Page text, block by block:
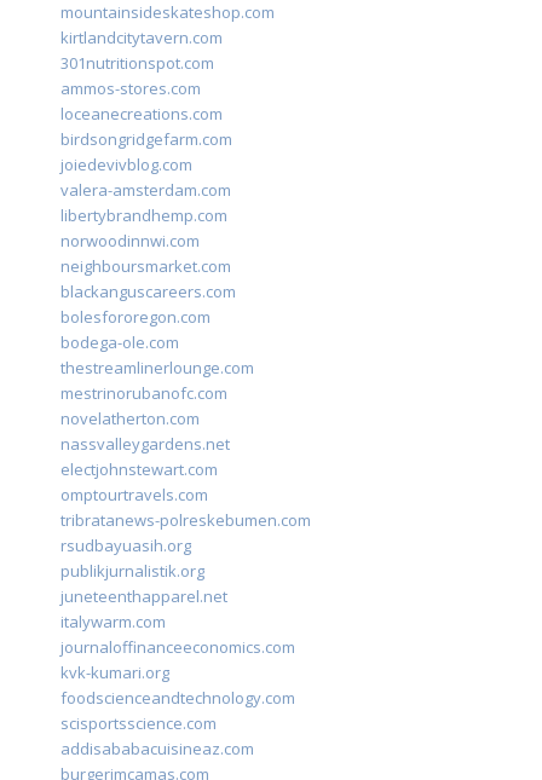
mountainsideskateshop.com
kirtlandcitytavern.com
301nutritionspot.com
ammos-stores.com
loceanecreations.com
birdsongridgefarm.com
joiedevivblog.com
valera-amsterdam.com
libertybrandhemp.com
norwoodinnwi.com
neighboursmarket.com
blackanguscareers.com
bolesfororegon.com
bodega-ole.com
thestreamlinerlounge.com
mestrinorubanofc.com
novelatherton.com
nassvalleygardens.net
electjohnstewart.com
omptourtravels.com
tribratanews-polreskebumen.com
rsudbayuasih.org
publikjurnalistik.org
juneteenthapparel.net
italywarm.com
journaloffinanceeconomics.com
kvk-kumari.org
foodscienceandtechnology.com
scisportsscience.com
addisababacuisineaz.com
burgerimcamas.com